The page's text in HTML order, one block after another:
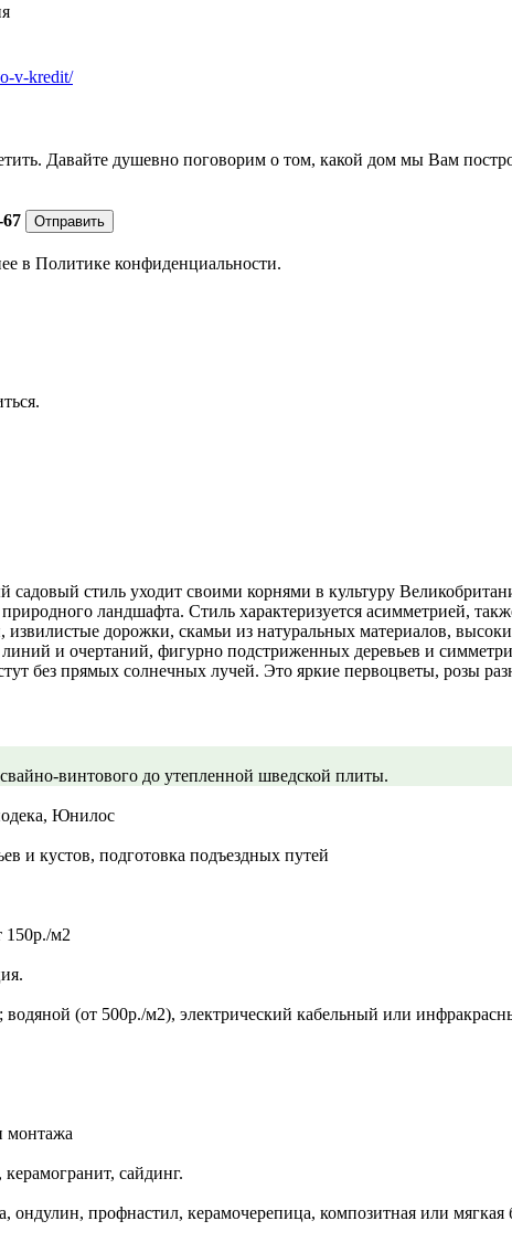
v-kredit/
Давайте душевно поговорим о том, какой дом мы Вам
67 Отправить
в Политике конфиденциальности.
стиль уходит своими корнями в культуру
ландшафта. Стиль характеризуется асимметрией,
извилистые дорожки, скамьи из натуральных материалов,
и очертаний, фигурно подстриженных деревьев и
без прямых солнечных лучей. Это яркие первоцветы, розы
винтового до утепленной шведской плиты.
Юнилос
и кустов, подготовка подъездных путей
м2
водяной (от 500р./м2), электрический кабельный или
монтажа
сайдинг.
профнастил, керамочерепица, композитная или мягкая